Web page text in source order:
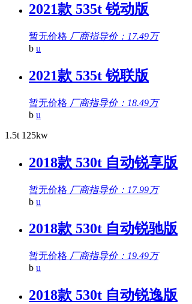
2021款 535t 锐动版
暂无价格 厂商指导价：17.49万
b u
2021款 535t 锐联版
暂无价格 厂商指导价：18.49万
b u
1.5t 125kw
2018款 530t 自动锐享版
暂无价格 厂商指导价：17.99万
b u
2018款 530t 自动锐驰版
暂无价格 厂商指导价：19.49万
b u
2018款 530t 自动锐逸版